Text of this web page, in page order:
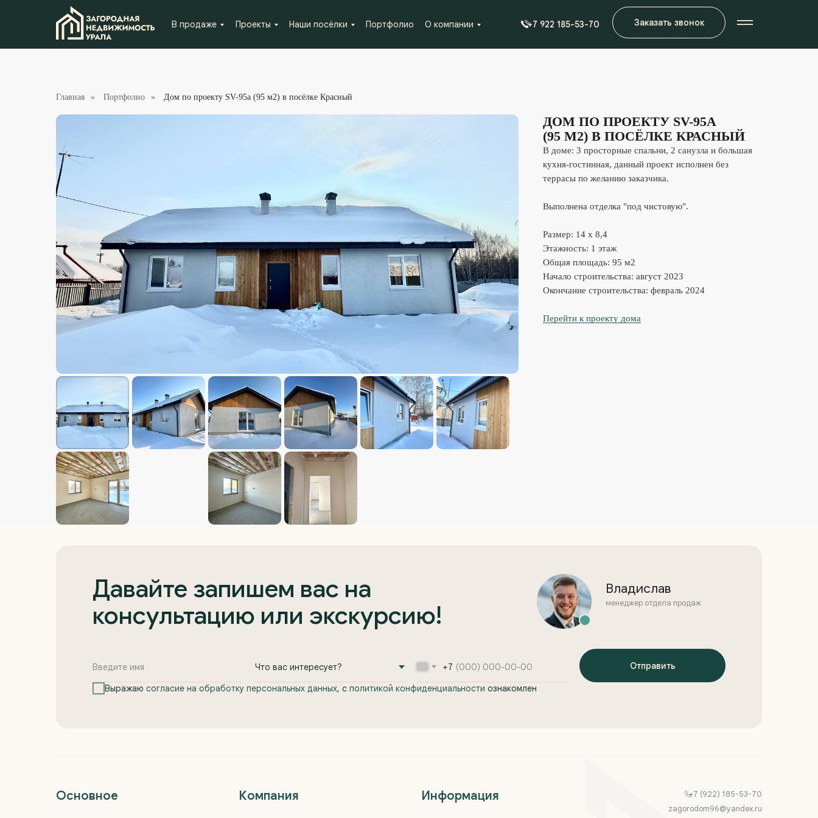
В продаже Проекты Наши посёлки Портфолио О компании +7 922 185-53-70 Заказать звонок
Главная » Портфолио » Дом по проекту SV-95а (95 м2) в посёлке Красный
ДОМ ПО ПРОЕКТУ SV-95А
(95 М2) В ПОСЁЛКЕ КРАСНЫЙ
В доме: 3 просторные спальни, 2 санузла и большая
кухня-гостинная, данный проект исполнен без
террасы по желанию заказчика.
Выполнена отделка "под чистовую".
Размер: 14 x 8,4
Этажность: 1 этаж
Общая площадь: 95 м2
Начало строительства: август 2023
Окончание строительства: февраль 2024
Перейти к проекту дома
Давайте запишем вас на
консультацию или экскурсию!
+7
Выражаю согласие на обработку персональных данных, с политикой конфиденциальности ознакомлен
Отправить
Владислав
менеджер отдела продаж
Основное Компания Информация
+7 (922) 185-53-70
zagorodom96@yandex.ru